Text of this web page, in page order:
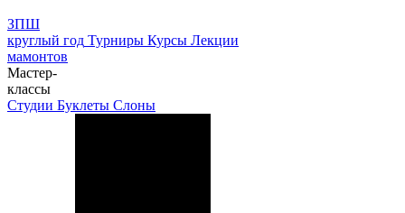
ЗПШ
круглый год Турниры Курсы Лекции
мамонтов
Мастер-
классы
Студии Буклеты Слоны